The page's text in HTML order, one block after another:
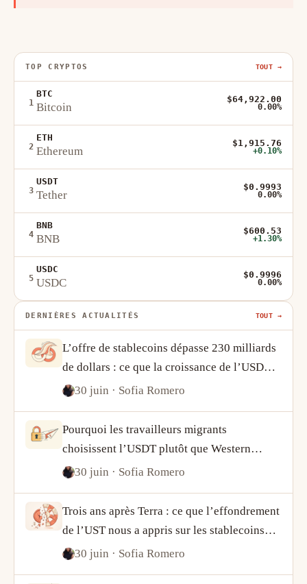
TOP CRYPTOS TOUT →
1
BTC
Bitcoin
$64,922.00
0.00%
2
ETH
Ethereum
$1,915.76
+0.10%
3
USDT
Tether
$0.9993
0.00%
4
BNB
BNB
$600.53
+1.30%
5
USDC
USDC
$0.9996
0.00%
DERNIÈRES ACTUALITÉS TOUT →
L’offre de stablecoins dépasse 230 milliards
de dollars : ce que la croissance de l’USDT
et de l’USDC révèle sur la demande crypto
30 juin · Sofia Romero
Pourquoi les travailleurs migrants
choisissent l’USDT plutôt que Western
Union
30 juin · Sofia Romero
Trois ans après Terra : ce que l’effondrement
de l’UST nous a appris sur les stablecoins
algorithmiques
30 juin · Sofia Romero